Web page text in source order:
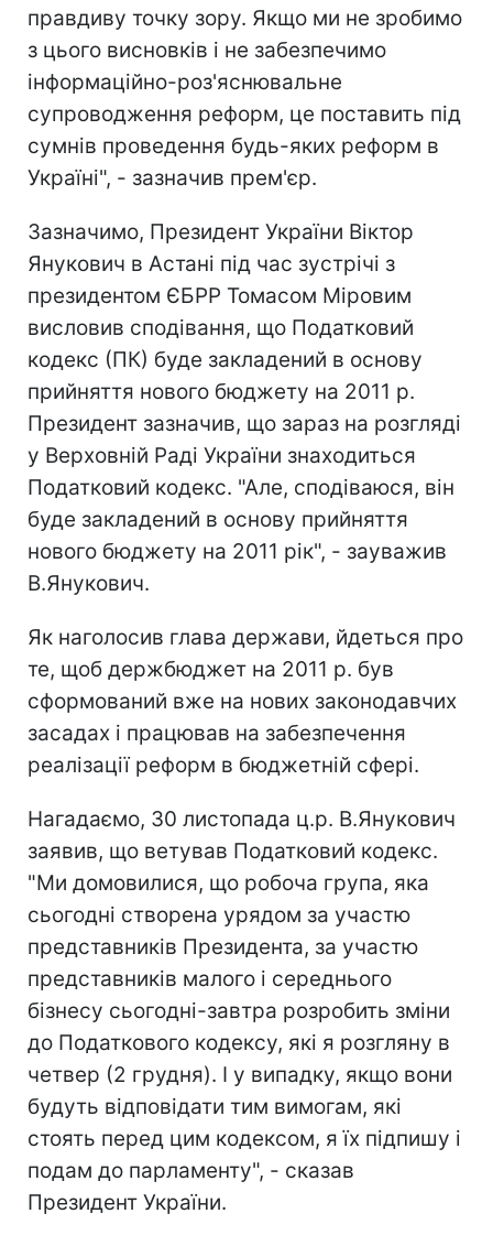
правдиву точку зору. Якщо ми не зробимо
з цього висновків і не забезпечимо
інформаційно-роз'яснювальне
супроводження реформ, це поставить під
сумнів проведення будь-яких реформ в
Україні", - зазначив прем'єр.
Зазначимо, Президент України Віктор
Янукович в Астані під час зустрічі з
президентом ЄБРР Томасом Міровим
висловив сподівання, що Податковий
кодекс (ПК) буде закладений в основу
прийняття нового бюджету на 2011 р.
Президент зазначив, що зараз на розгляді
у Верховній Раді України знаходиться
Податковий кодекс. "Але, сподіваюся, він
буде закладений в основу прийняття
нового бюджету на 2011 рік", - зауважив
В.Янукович.
Як наголосив глава держави, йдеться про
те, щоб держбюджет на 2011 р. був
сформований вже на нових законодавчих
засадах і працював на забезпечення
реалізації реформ в бюджетній сфері.
Нагадаємо, 30 листопада ц.р. В.Янукович
заявив, що ветував Податковий кодекс.
"Ми домовилися, що робоча група, яка
сьогодні створена урядом за участю
представників Президента, за участю
представників малого і середнього
бізнесу сьогодні-завтра розробить зміни
до Податкового кодексу, які я розгляну в
четвер (2 грудня). І у випадку, якщо вони
будуть відповідати тим вимогам, які
стоять перед цим кодексом, я їх підпишу і
подам до парламенту", - сказав
Президент України.